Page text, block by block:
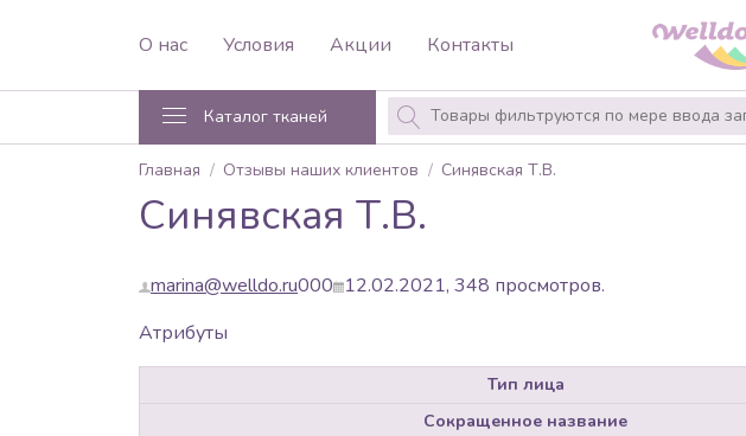
О нас Условия Акции Контакты
Каталог тканей
Главная Отзывы наших клиентов Синявская Т.В.
Синявская Т.В.
marina@welldo.ru000 12.02.2021, 348 просмотров.
Атрибуты
Тип лица
Сокращенное название